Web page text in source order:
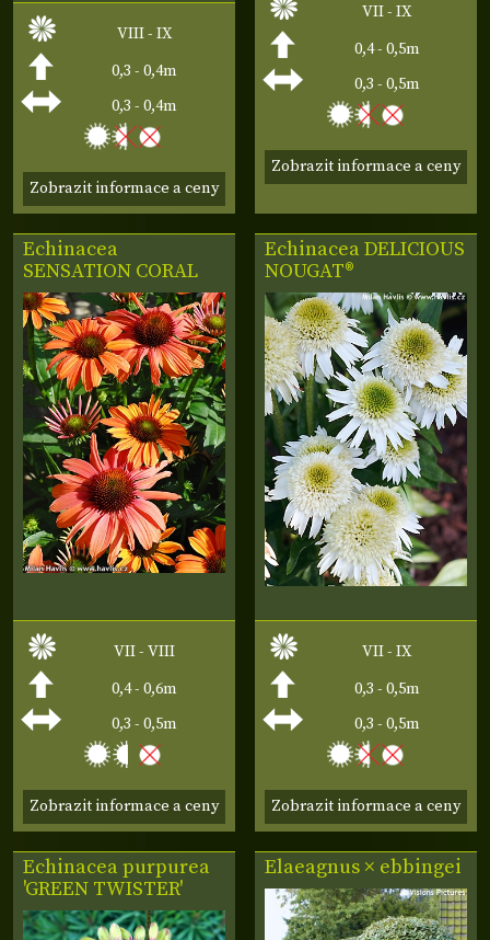
VIII - IX
0,3 - 0,4m
0,3 - 0,4m
Zobrazit informace a ceny
VII - IX
0,4 - 0,5m
0,3 - 0,5m
Zobrazit informace a ceny
Echinacea
SENSATION CORAL
VII - VIII
0,4 - 0,6m
0,3 - 0,5m
Zobrazit informace a ceny
EchinaceaDELICIOUS
NOUGAT®
VII - IX
0,3 - 0,5m
0,3 - 0,5m
Zobrazit informace a ceny
Echinacea purpurea
'GREEN TWISTER'
Elaeagnus × ebbingei